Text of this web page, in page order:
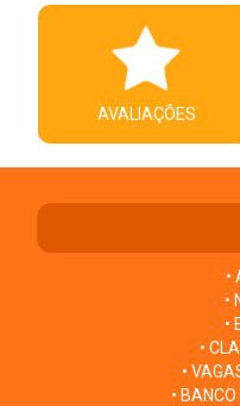
AVALIAÇÕES
•
•
•
•
•
•